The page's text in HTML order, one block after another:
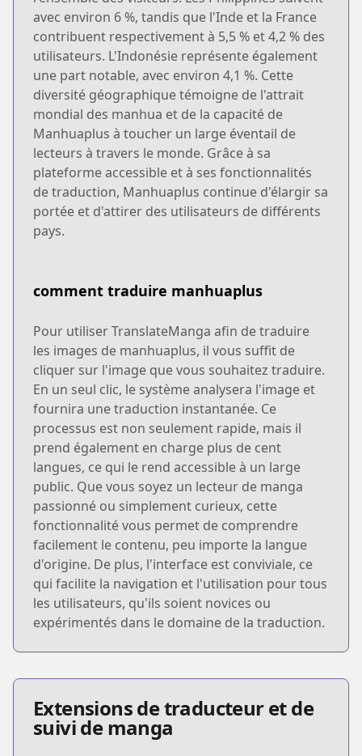
avec environ 6 %, tandis que l'Inde et la France
contribuent respectivement à 5,5 % et 4,2 % des
utilisateurs. L'Indonésie représente également
une part notable, avec environ 4,1 %. Cette
diversité géographique témoigne de l'attrait
mondial des manhua et de la capacité de
Manhuaplus à toucher un large éventail de
lecteurs à travers le monde. Grâce à sa
plateforme accessible et à ses fonctionnalités
de traduction, Manhuaplus continue d'élargir sa
portée et d'attirer des utilisateurs de différents
pays.
comment traduire manhuaplus
Pour utiliser TranslateManga afin de traduire
les images de manhuaplus, il vous suffit de
cliquer sur l'image que vous souhaitez traduire.
En un seul clic, le système analysera l'image et
fournira une traduction instantanée. Ce
processus est non seulement rapide, mais il
prend également en charge plus de cent
langues, ce qui le rend accessible à un large
public. Que vous soyez un lecteur de manga
passionné ou simplement curieux, cette
fonctionnalité vous permet de comprendre
facilement le contenu, peu importe la langue
d'origine. De plus, l'interface est conviviale, ce
qui facilite la navigation et l'utilisation pour tous
les utilisateurs, qu'ils soient novices ou
expérimentés dans le domaine de la traduction.
Extensions de traducteur et de
suivi de manga